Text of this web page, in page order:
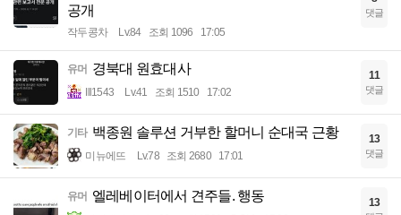
공개
작두콩차 Lv.84 조회 1096 17:05
댓글
유머 경북대 원효대사
Ill1543 Lv.41 조회 1510 17:02
11
댓글
기타 백종원 솔루션 거부한 할머니 순대국 근황
미뉴에뜨 Lv.78 조회 2680 17:01
13
댓글
유머 엘레베이터에서 견주들. 행동 13